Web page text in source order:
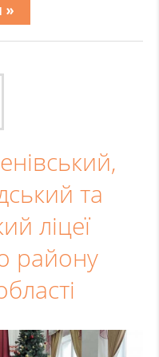
»
та
ліцеї
району